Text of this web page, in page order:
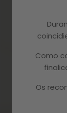
Como
Os